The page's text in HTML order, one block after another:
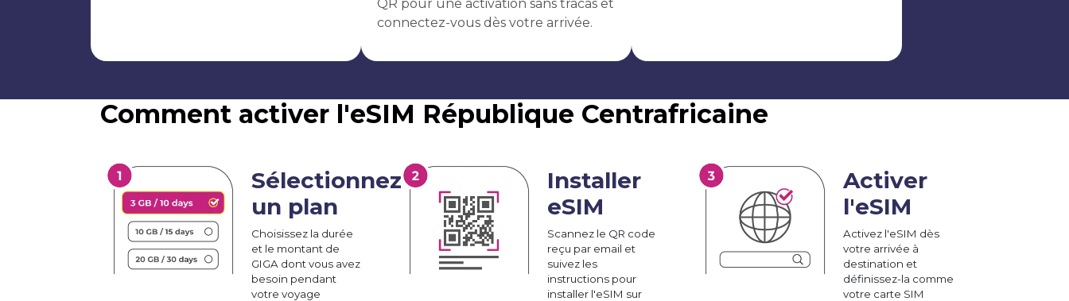
QR pour une activation sans tracas et
connectez-vous dès votre arrivée.
Comment activer l'eSIM République Centrafricaine
Sélectionnez
un plan
Choisissez la durée
et le montant de
GIGA dont vous avez
besoin pendant
votre voyage
Installer
eSIM
Scannez le QR code
reçu par email et
suivez les
instructions pour
installer l'eSIM sur
Activer
l'eSIM
Activez l'eSIM dès
votre arrivée à
destination et
définissez-la comme
votre carte SIM